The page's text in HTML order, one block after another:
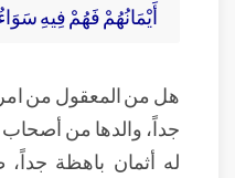
أَيْمَانُهُمْ فَهُمْ فِيهِ
هل من المعقول من
جداً، والدها من أصحاب
له أثمان باهظة جداً،